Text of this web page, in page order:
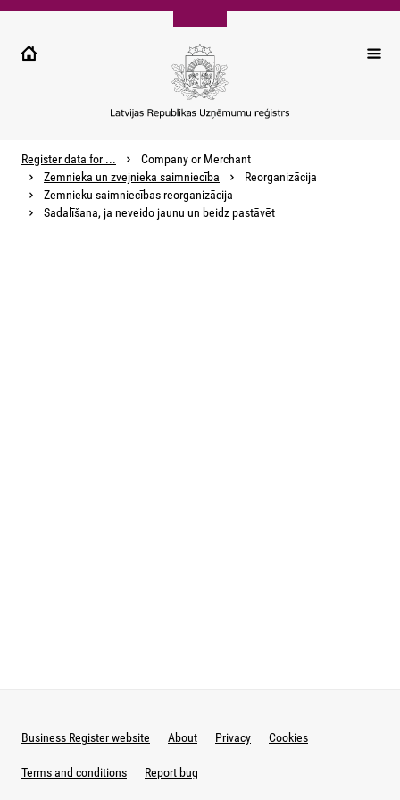
Pārlekt
galveno
Register data for ...
Company or Merchant
Zemnieka un zvejnieka saimniecība
Reorganizācija
Zemnieku saimniecības reorganizācija
Sadalīšana, ja neveido jaunu un beidz pastāvēt
Business Register website About Privacy Cookies
Terms and conditions Report bug